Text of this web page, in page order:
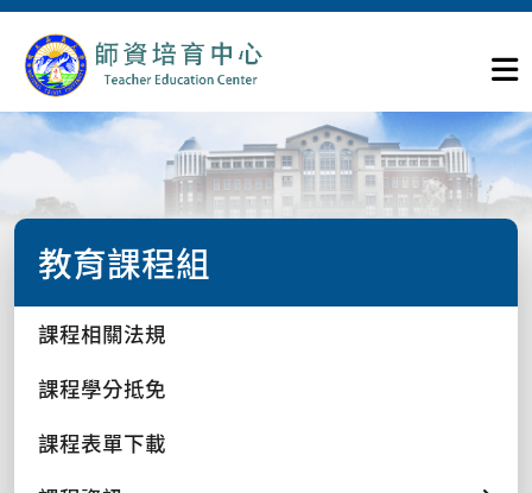
教育課程組
課程相關法規
課程學分抵免
課程表單下載